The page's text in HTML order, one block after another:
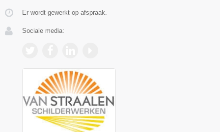
Er wordt gewerkt op afspraak.
Sociale media: